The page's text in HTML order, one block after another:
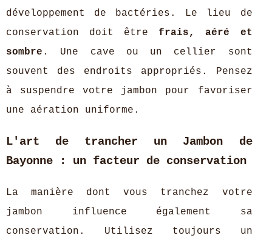
développement de bactéries. Le lieu de
conservation doit être frais, aéré et
sombre . Une cave ou un cellier sont
souvent des endroits appropriés. Pensez
à suspendre votre jambon pour favoriser
une aération uniforme.
L'art de trancher un Jambon de
Bayonne : un facteur de conservation
La manière dont vous tranchez votre
jambon influence également sa
conservation. Utilisez toujours un